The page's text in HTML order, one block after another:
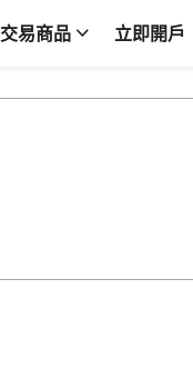
交易商品 立即開戶